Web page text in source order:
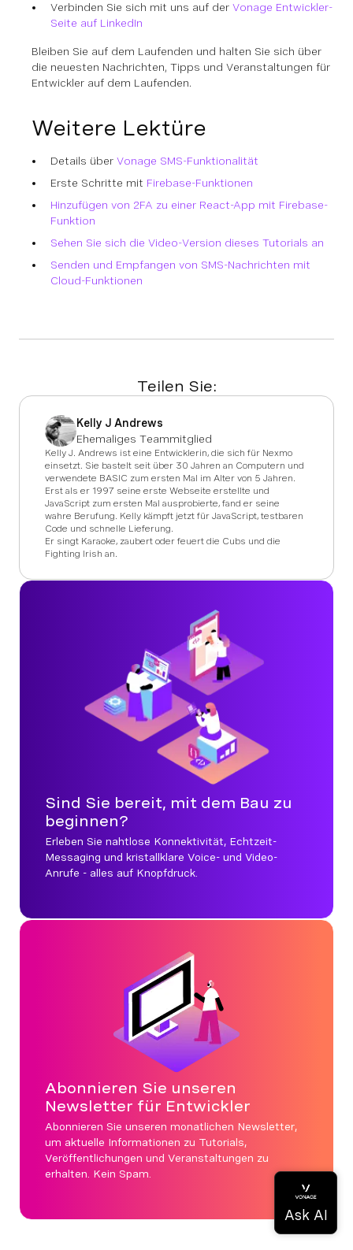
Verbinden Sie sich mit uns auf der Vonage Entwickler-
Seite auf LinkedIn
Bleiben Sie auf dem Laufenden und halten Sie sich über
die neuesten Nachrichten, Tipps und Veranstaltungen für
Entwickler auf dem Laufenden.
Weitere Lektüre
Details über Vonage SMS-Funktionalität
Erste Schritte mit Firebase-Funktionen
Hinzufügen von 2FA zu einer React-App mit Firebase-
Funktion
Sehen Sie sich die Video-Version dieses Tutorials an
Senden und Empfangen von SMS-Nachrichten mit
Cloud-Funktionen
Teilen Sie:
Kelly J Andrews
Ehemaliges Teammitglied
Kelly J. Andrews ist eine Entwicklerin, die sich für Nexmo
einsetzt. Sie bastelt seit über 30 Jahren an Computern und
verwendete BASIC zum ersten Mal im Alter von 5 Jahren.
Erst als er 1997 seine erste Webseite erstellte und
JavaScript zum ersten Mal ausprobierte, fand er seine
wahre Berufung. Kelly kämpft jetzt für JavaScript, testbaren
Code und schnelle Lieferung.
Er singt Karaoke, zaubert oder feuert die Cubs und die
Fighting Irish an.
Sind Sie bereit, mit dem Bau zu
beginnen?
Erleben Sie nahtlose Konnektivität, Echtzeit-
Messaging und kristallklare Voice- und Video-
Anrufe - alles auf Knopfdruck.
Abonnieren Sie unseren
Newsletter für Entwickler
Abonnieren Sie unseren monatlichen Newsletter,
um aktuelle Informationen zu Tutorials,
Veröffentlichungen und Veranstaltungen zu
erhalten. Kein Spam.